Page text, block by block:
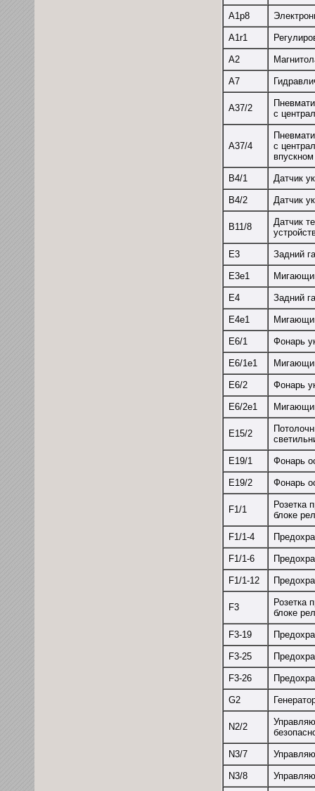
A1p8
A1r1
А2
А7
А37/2
с
А37/4
с
В4/1 Датчик
В4/2 Датчик
В11/8
Датчик
Е3 Задний
Е3е1
Е4 Задний
Е4е1
Е6/1 Фонарь
Е6/1е1
Е6/2 Фонарь
Е6/2е1
Е15/2
Е19/1 Фонарь
Е19/2 Фонарь
F1/1
Розетка
блоке
F1/1-4
F1/1-6
F1/1-12
F3
Розетка
блоке
F3-19
F3-25
F3-26
G2
N2/2
N3/7
N3/8